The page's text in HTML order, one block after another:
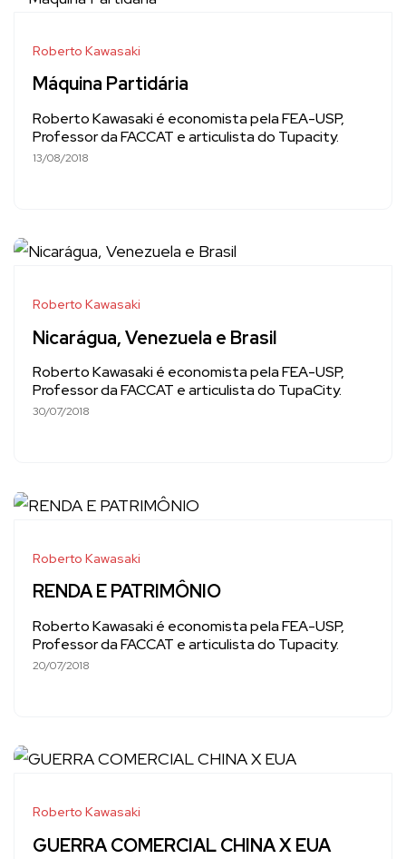
Roberto Kawasaki
Máquina Partidária
Roberto Kawasaki é economista pela FEA-USP,
Professor da FACCAT e articulista do Tupacity.
13/08/2018
Roberto Kawasaki
Nicarágua, Venezuela e Brasil
Roberto Kawasaki é economista pela FEA-USP,
Professor da FACCAT e articulista do TupaCity.
30/07/2018
Roberto Kawasaki
RENDA E PATRIMÔNIO
Roberto Kawasaki é economista pela FEA-USP,
Professor da FACCAT e articulista do Tupacity.
20/07/2018
Roberto Kawasaki
GUERRA COMERCIAL CHINA X EUA